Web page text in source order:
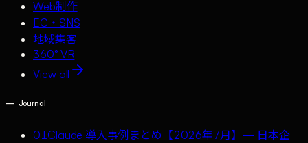
Web制作
EC・SNS
地域集客
360° VR
View all
— Journal
01Claude 導入事例まとめ【2026年7月】— 日本企